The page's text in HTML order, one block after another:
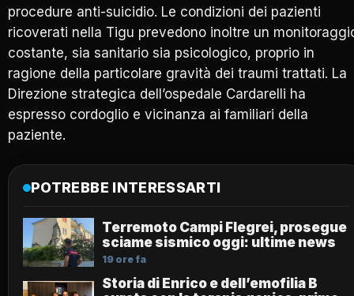
procedure anti-suicidio. Le condizioni dei pazienti
ricoverati nella Tigu prevedono inoltre un
costante, sia sanitario sia psicologico, proprio in
ragione della particolare gravità dei traumi trattati. La
Direzione strategica dell’ospedale Cardarelli ha
espresso cordoglio e vicinanza ai familiari della
paziente.
POTREBBE INTERESSARTI
Terremoto Campi Flegrei, prosegue
sciame sismico oggi: ultime news
19 ore fa
Storia di Enrico e dell’emofilia B